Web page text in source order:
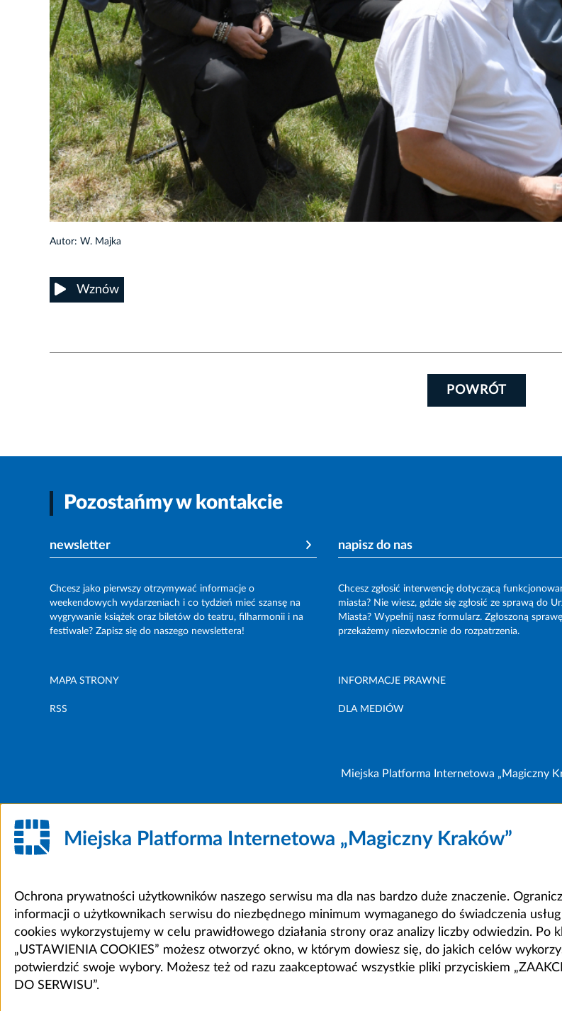
Autor: W. Majka
Wznów
POWRÓT
Pozostańmy w kontakcie
newsletter
Chcesz jako pierwszy otrzymywać informacje o
weekendowych wydarzeniach i co tydzień mieć szansę na
wygrywanie książek oraz biletów do teatru, filharmonii i na
festiwale? Zapisz się do naszego newslettera!
napisz do nas
Chcesz zgłosić interwencję dotyczącą
miasta? Nie wiesz, gdzie się zgłosić ze sprawą do
Miasta? Wypełnij nasz formularz. Zgłoszoną sprawę
przekażemy niezwłocznie do rozpatrzenia.
MAPA STRONY INFORMACJE PRAWNE
RSS DLA MEDIÓW
Miejska Platforma Internetowa „Magiczny
Miejska Platforma Internetowa „Magiczny Kraków”
Ochrona prywatności użytkowników naszego serwisu ma dla nas bardzo duże znaczenie.
informacji o użytkownikach serwisu do niezbędnego minimum wymaganego do świadczenia
cookies wykorzystujemy w celu prawidłowego działania strony oraz analizy liczby odwiedzin. Po
„USTAWIENIA COOKIES” możesz otworzyć okno, w którym dowiesz się, do jakich celów
potwierdzić swoje wybory. Możesz też od razu zaakceptować wszystkie pliki przyciskiem
DO SERWISU”.